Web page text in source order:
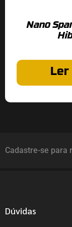
Nano
Ler
Cadastre-se para
Dúvidas